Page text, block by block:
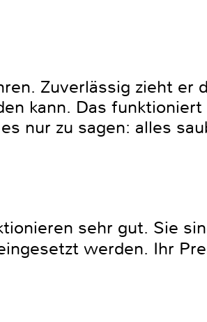
Zuverlässig zieht er
kann. Das
nur zu sagen: alles
sehr gut. Sie
werden. Ihr